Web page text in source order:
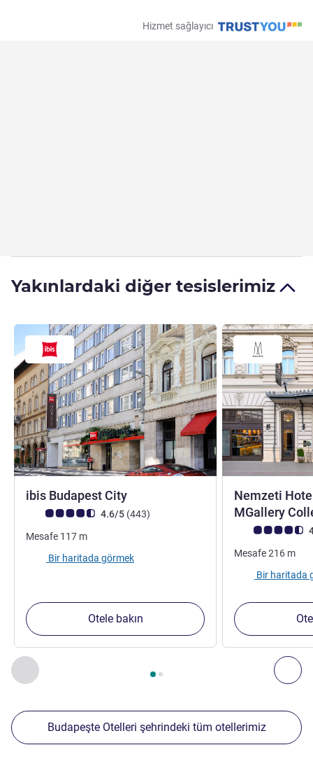
Hizmet sağlayıcı
Yakınlardaki diğer tesislerimiz
Önceki - Yakınlardaki diğer tesislerimiz
Sayfa , Yakınlardaki diğer tesislerimiz 1 :, Yakınlardaki
ibis Budapest City
Avis müşterileri puanı (ALL Puanlama)
4.6/5 (443görüş
)
Mesafe 117 m
Bir haritada görmek
Otele bakın
Nemzeti
MGallery
Avis müşterileri
Mesafe216 m
Bir haritada
Budapeşte Otelleri şehrindeki tüm otellerimiz